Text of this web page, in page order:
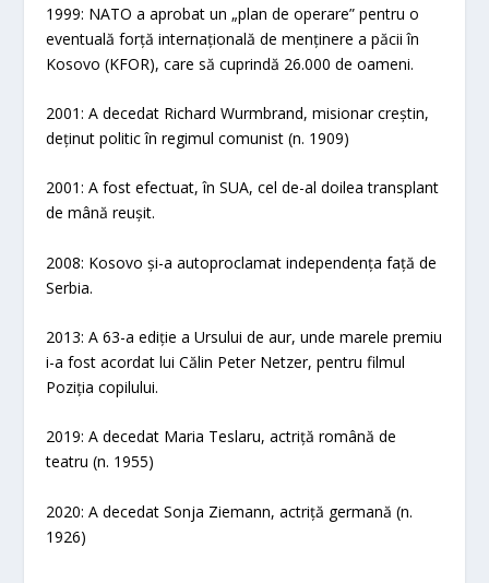
1999: NATO a aprobat un „plan de operare” pentru o
eventuală forță internațională de menținere a păcii în
Kosovo (KFOR), care să cuprindă 26.000 de oameni.
2001: A decedat Richard Wurmbrand, misionar creștin,
deținut politic în regimul comunist (n. 1909)
2001: A fost efectuat, în SUA, cel de-al doilea transplant
de mână reușit.
2008: Kosovo și-a autoproclamat independența față de
Serbia.
2013: A 63-a ediție a Ursului de aur, unde marele premiu
i-a fost acordat lui Călin Peter Netzer, pentru filmul
Poziția copilului.
2019: A decedat Maria Teslaru, actriță română de
teatru (n. 1955)
2020: A decedat Sonja Ziemann, actriță germană (n.
1926)